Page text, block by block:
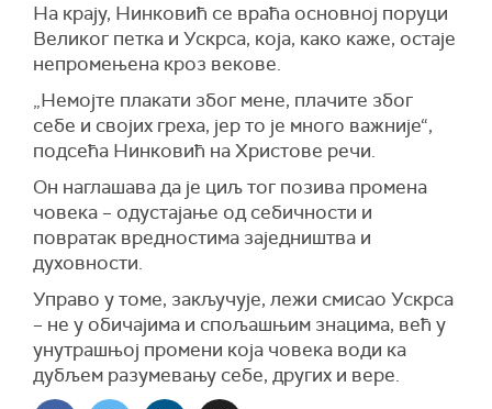
На крају, Нинковић се враћа основној поруци
Великог петка и Ускрса, која, како каже, остаје
непромењена кроз векове.
„Немојте плакати због мене, плачите због
себе и својих греха, јер то је много важније“,
подсећа Нинковић на Христове речи.
Он наглашава да је циљ тог позива промена
човека – одустајање од себичности и
повратак вредностима заједништва и
духовности.
Управо у томе, закључује, лежи смисао Ускрса
– не у обичајима и спољашњим знацима, већ у
унутрашњој промени која човека води ка
дубљем разумевању себе, других и вере.